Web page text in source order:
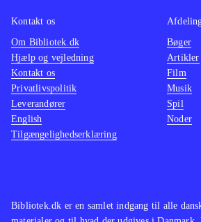
Bibliotek.dk er en samlet indgang til alle
Kontakt os
Om Bibliotek.dk
Hjælp og vejledning
Kontakt os
Privatlivspolitik
Leverandører
English
Tilgængelighedserklæring
Bøger
Artikler
Film
Musik
Spil
Noder